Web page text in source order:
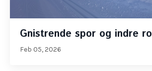
Gnistrende spor og indre ro
Feb 05, 2026